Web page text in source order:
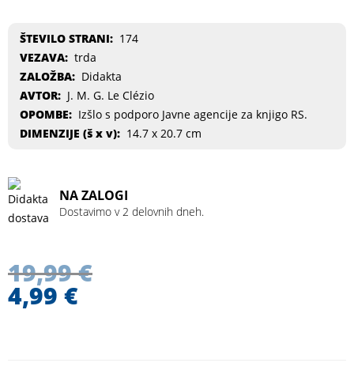
NA ZALOGI
Dostavimo v 2 delovnih dneh.
19,99€
4,99 €
ŠTEVILO STRANI: 174
VEZAVA: trda
ZALOŽBA: Didakta
AVTOR: J. M. G. Le Clézio
OPOMBE: Izšlo s podporo Javne agencije za knjigo RS.
DIMENZIJE (š x v): 14.7 x 20.7 cm